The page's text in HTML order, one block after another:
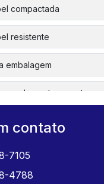
compactada
resistente
embalagem
para transporte
transporte
madeira para móveis
de madeira para projetos
contato
7105
4788